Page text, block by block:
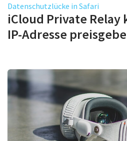
Datenschutzlücke in Safari
iCloud Private Relay
IP-Adresse